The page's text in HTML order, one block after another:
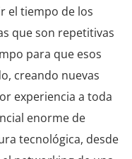
el tiempo de los
que son repetitivas
para que esos
creando nuevas
experiencia a toda
enorme de
tecnológica, desde